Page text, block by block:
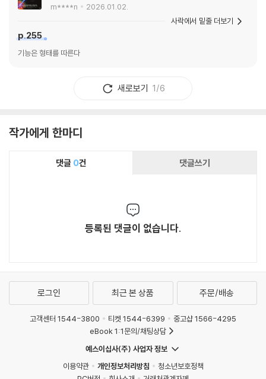
m****n
2026.01.02.
p.255
기능은 형태를 따른다
사락에서 밑줄 더보기
새로보기 1/6
작가에게 한마디
댓글 0건 댓글쓰기
등록된 댓글이 없습니다.
로그인 최근 본 상품 주문/배송
고객센터 1544-3800 티켓 1544-6399
중고샵 1566-4295
eBook 1:1문의/채팅상담
예스이십사(주) 사업자 정보
이용약관
개인정보처리방침
청소년보호정책